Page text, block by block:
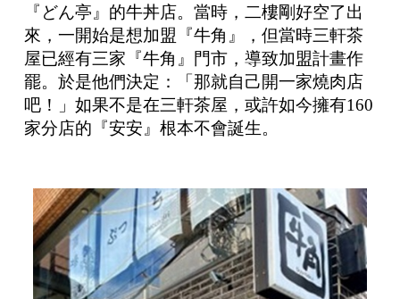
『どん亭』的牛丼店。當時，二樓剛好空了出
來，一開始是想加盟『牛角』，但當時三軒茶
屋已經有三家『牛角』門市，導致加盟計畫作
罷。於是他們決定：「那就自己開一家燒肉店
吧！」如果不是在三軒茶屋，或許如今擁有160
家分店的『安安』根本不會誕生。